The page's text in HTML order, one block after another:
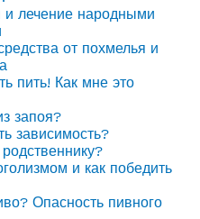
и лечение народными
от похмелья и
пить! Как мне это
запоя?
зависимость?
и как победить
Опасность пивного